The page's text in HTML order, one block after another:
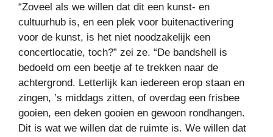
“Zoveel als we willen dat dit een kunst- en
cultuurhub is, en een plek voor buitenactivering
voor de kunst, is het niet noodzakelijk een
concertlocatie, toch?” zei ze. “De bandshell is
bedoeld om een ​​beetje af te trekken naar de
achtergrond. Letterlijk kan iedereen erop staan ​​en
zingen, ’s middags zitten, of overdag een frisbee
gooien, een deken gooien en gewoon rondhangen.
Dit is wat we willen dat de ruimte is. We willen dat